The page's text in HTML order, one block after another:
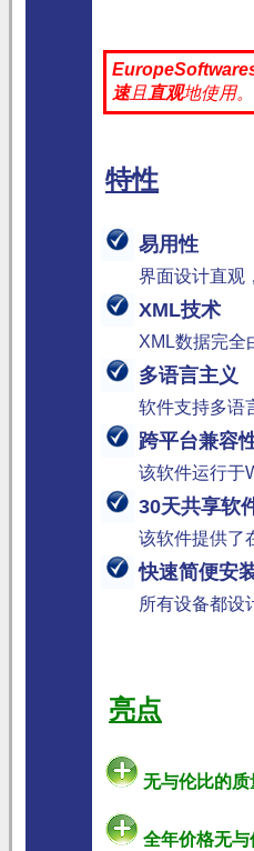
速且 直观地使用。
特性
易用性
界面设计直观
XML技术
XML数据完全
多语言主义
软件支持多语
跨平台兼容
该软件运行于
30天共享软
该软件提供了
快速简便安
所有设备都设
亮点
无与伦比的质
全年价格无与